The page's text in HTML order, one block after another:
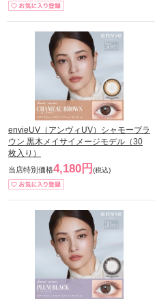
envieUV（アンヴィUV）シャモーブラ
ウン 黒木メイサイメージモデル（30
枚入り）
当店特別価格4,180円 (税込)